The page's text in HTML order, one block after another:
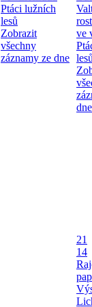
Ptáci lužních
lesů
Zobrazit
všechny
záznamy ze dne
ve
dne
21
14